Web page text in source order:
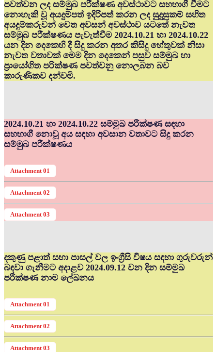
පවත්වන ලද සම්මුඛ පරීක්ෂණ අවස්ථාවට සහභාගී වීමට
නොහැකි වූ අයදුම්පත් ඉදිරිපත් කරන ලද සුදුසුකම් සහිත
අයදුම්කරුවන් වෙත අවසන් අවස්ථාව යටතේ නැවත
සම්මුඛ පරීක්ෂණය පැවැත්වීම 2024.10.21 හා 2024.10.22
යන දින දෙකෙහි දී සිදු කරන අතර කිසිදු හේතුවක් නිසා
නැවත වතාවක් මෙම දින දෙකෙන් පසුව සම්මුඛ හා
ප්‍රායෝගිත පරික්ෂණ පවත්වනු නොලබන බව
කාරුණිකව දන්වමි.
2024.10.21 හා 2024.10.22 සම්මුඛ පරීක්ෂණ සඳහා
සහභාගී නොවූ අය සඳහා අවසාන වතාවට සිදු කරන
සම්මුඛ පරීක්ෂණය
Attachment 01
Attachment 02
Attachment 03
දකුණු පළාත් සභා පාසල් වල ඉංග්‍රීසි විෂය සඳහා ගුරුවරුන්
බඳවා ගැනීමට අදාළව 2024.09.12 වන දින සම්මුඛ
පරීක්ෂණ නාම ලේඛනය
Attachment 01
Attachment 02
Attachment 03